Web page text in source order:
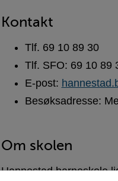
Kontakt
Tlf. 69 10 89 30
Tlf. SFO: 69 10 89
E-post:
Besøksadresse:
Om skolen
Hannestad barneskole